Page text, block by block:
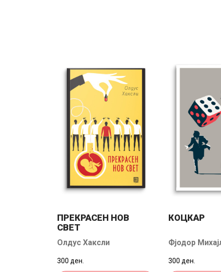
ПРЕКРАСЕН НОВ
СВЕТ
Олдус Хаксли
300 ден.
КОЦКАР
Фјодор
300 ден.